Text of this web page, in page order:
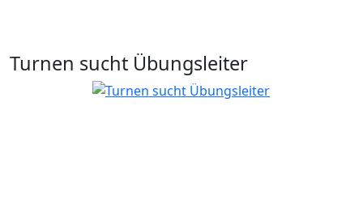
Turnen sucht Übungsleiter